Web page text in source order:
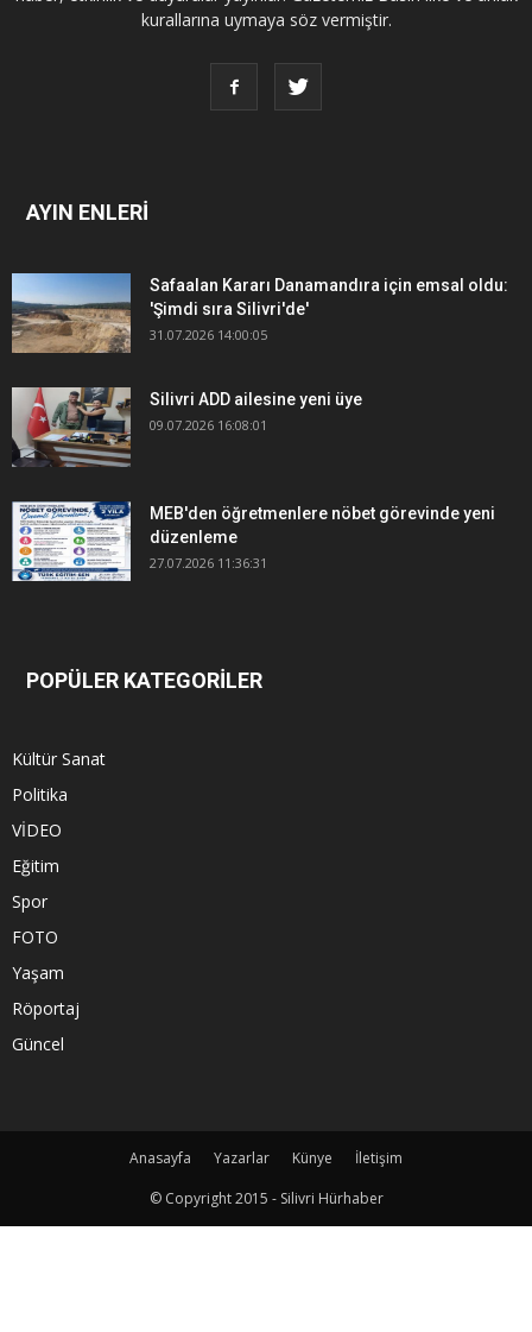
kurallarına uymaya söz vermiştir.
AYIN ENLERİ
Safaalan Kararı Danamandıra için emsal oldu:
'Şimdi sıra Silivri'de'
31.07.2026 14:00:05
Silivri ADD ailesine yeni üye
09.07.2026 16:08:01
MEB'den öğretmenlere nöbet görevinde yeni
düzenleme
27.07.2026 11:36:31
POPÜLER KATEGORİLER
Kültür Sanat
Politika
VİDEO
Eğitim
Spor
FOTO
Yaşam
Röportaj
Güncel
Anasayfa Yazarlar Künye
İletişim
© Copyright 2015 - Silivri Hürhaber